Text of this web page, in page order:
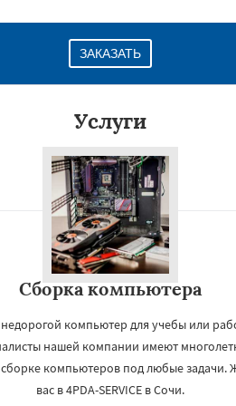
ЗАКАЗАТЬ
Услуги
Сборка компьютера
компьютер для учебы или
нашей компании имеют
компьютеров под любые задачи.
вас в 4PDA-SERVICE в Сочи.
Даю согласие на обработку персональных данных